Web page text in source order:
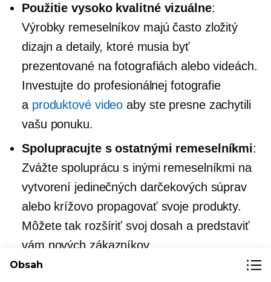
Použitievysoko kvalitnévizuálne:
Výrobky remeselníkov majú často zložitý
dizajn a detaily, ktoré musia byť
prezentované na fotografiách alebo videách.
Investujte do profesionálnej fotografie
a produktové video aby ste presne zachytili
vašu ponuku.
Spolupracujte s ostatnými remeselníkmi:
Zvážte spoluprácu s inými remeselníkmi na
vytvorení jedinečných darčekových súprav
alebo krížovo propagovaťsvoje produkty.
Môžete tak rozšíriť svoj dosah a predstaviť
vám nových zákazníkov.
Zvýraznite rozdiely
Obsah